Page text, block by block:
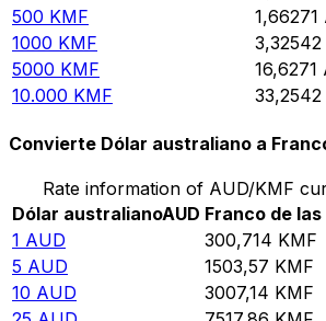
500 KMF 1,66271
1000 KMF 3,32542
5000 KMF 16,6271
10.000 KMF 33,2542
Convierte Dólar australiano a
Rate information of AUD/KMF
Dólar australianoAUD Franco de
1 AUD 300,714 KMF
5 AUD 1503,57 KMF
10 AUD 3007,14 KMF